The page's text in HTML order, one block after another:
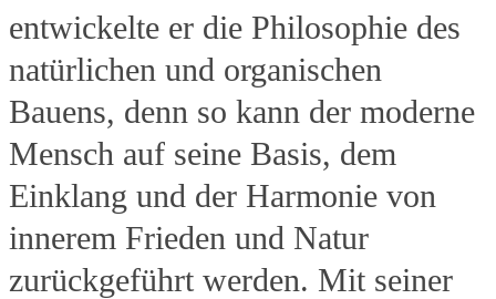
entwickelte er die Philosophie des
natürlichen und organischen
Bauens, denn so kann der moderne
Mensch auf seine Basis, dem
Einklang und der Harmonie von
innerem Frieden und Natur
zurückgeführt werden. Mit seiner